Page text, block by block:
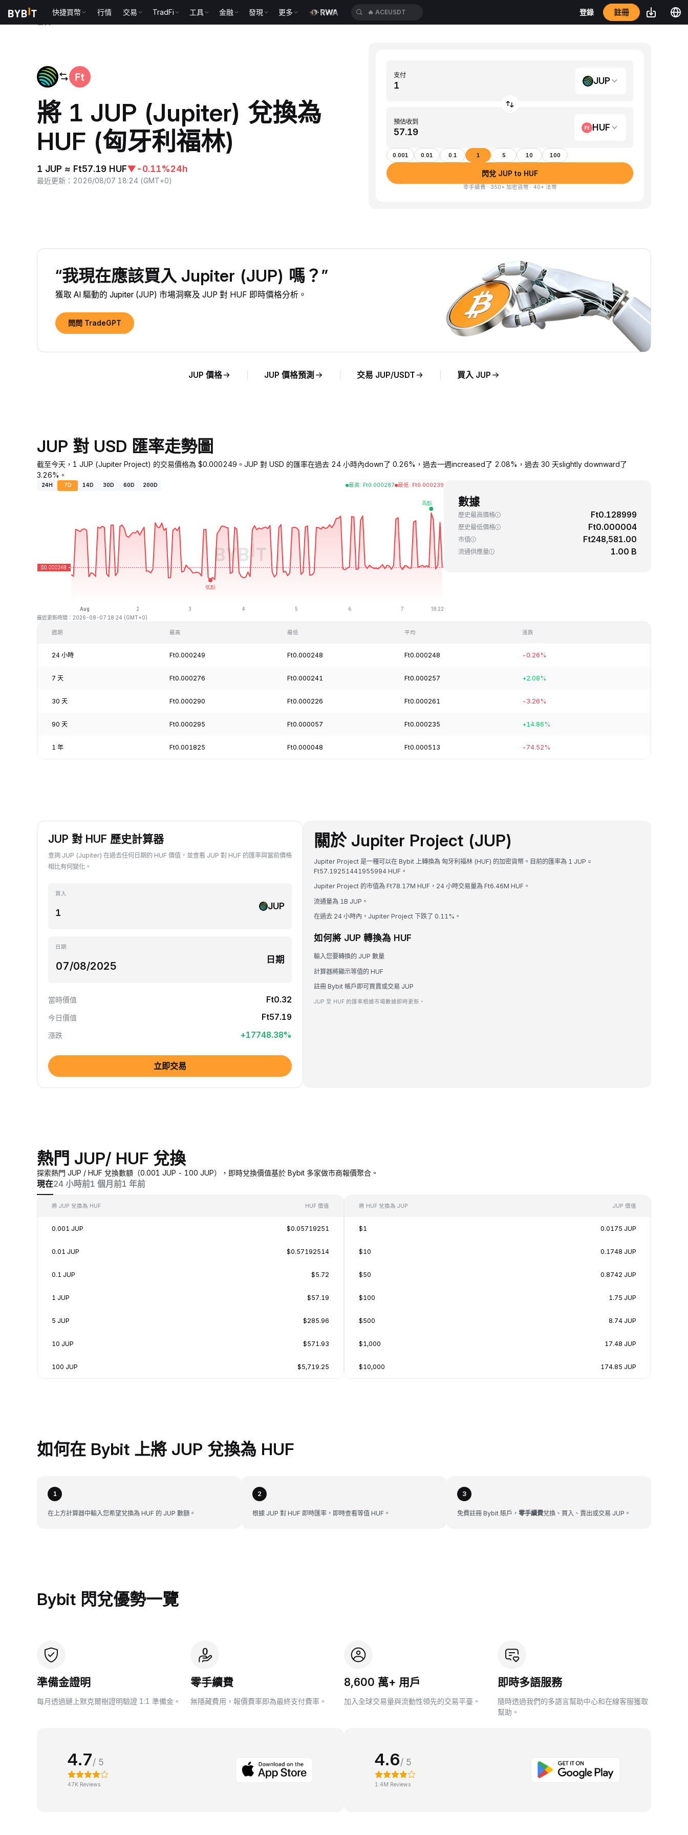
快捷買幣 行情 交易 TradFi 工具 金融 發現 更多 🔥 ACEUSDT 登錄
註冊
將 1 JUP (Jupiter) 兌換為
HUF (匈牙利福林)
1 JUP ≈ Ft57.19 HUF▼-0.11%24h
最近更新 ： 2026/08/07 18:24 (GMT+0)
支付
JUP
預估收到
HUF
0.001 0.01 0.1 1 5 10 100
閃兌 JUP to HUF
零手續費 · 350+ 加密貨幣 · 40+ 法幣
“我現在應該買入 Jupiter (JUP) 嗎？”
獲取 AI 驅動的 Jupiter (JUP) 市場洞察及 JUP 對 HUF 即時價格分析。
問問 TradeGPT
JUP 價格 JUP 價格預測 交易 JUP/USDT 買入 JUP
JUP 對 USD 匯率走勢圖
截至今天，1 JUP (Jupiter Project) 的交易價格為 $0.000249。JUP 對 USD 的匯率在過去 24 小時內down了 0.26%，過去一週increased了 2.08%，過去 30 天slightly downward了
3.26%。
24H 7D 14D 30D 60D 200D 最高: Ft0.000287 最低: Ft0.000239
最近更新時間：2026-08-07 18:24 (GMT+0)
數據
歷史最高價格 Ft0.128999
歷史最低價格 Ft0.000004
市值 Ft248,581.00
流通供應量 1.00 B
週期 最高 最低 平均 漲跌
24 小時 Ft0.000249 Ft0.000248 Ft0.000248 -0.26%
7 天 Ft0.000276 Ft0.000241 Ft0.000257 +2.08%
30 天 Ft0.000290 Ft0.000226 Ft0.000261 -3.26%
90 天 Ft0.000295 Ft0.000057 Ft0.000235 +14.86%
1 年 Ft0.001825 Ft0.000048 Ft0.000513 -74.52%
JUP 對 HUF 歷史計算器
查詢 JUP (Jupiter) 在過去任何日期的 HUF 價值，並查看 JUP 對 HUF 的匯率與當前價格
相比有何變化。
買入
JUP
日期
日期
當時價值 Ft0.32
今日價值 Ft57.19
漲跌 +17748.38%
立即交易
關於 Jupiter Project (JUP)
Jupiter Project 是一種可以在 Bybit 上轉換為 匈牙利福林 (HUF) 的加密貨幣。目前的匯率為 1 JUP =
Ft57.19251441955994 HUF。
Jupiter Project 的市值為 Ft78.17M HUF，24 小時交易量為 Ft6.46M HUF。
流通量為 1B JUP。
在過去 24 小時內，Jupiter Project 下跌了 0.11%。
如何將 JUP 轉換為 HUF
輸入您要轉換的 JUP 數量
計算器將顯示等值的 HUF
註冊 Bybit 帳戶即可買賣或交易 JUP
JUP 至 HUF 的匯率根據市場數據即時更新。
熱門 JUP/ HUF 兌換
探索熱門 JUP / HUF 兌換數額（0.001 JUP - 100 JUP），即時兌換價值基於 Bybit 多家做市商報價聚合。
現在24 小時前1 個月前1 年前
將 JUP 兌換為 HUF HUF 價值
0.001 JUP $0.05719251
0.01 JUP $0.57192514
0.1 JUP $5.72
1 JUP $57.19
5 JUP $285.96
10 JUP $571.93
100 JUP $5,719.25
將 HUF 兌換為 JUP JUP 價值
$1 0.0175 JUP
$10 0.1748 JUP
$50 0.8742 JUP
$100 1.75 JUP
$500 8.74 JUP
$1,000 17.48 JUP
$10,000 174.85 JUP
如何在 Bybit 上將 JUP 兌換為 HUF
1
在上方計算器中輸入您希望兌換為 HUF 的 JUP 數額。
2
根據 JUP 對 HUF 即時匯率，即時查看等值 HUF。
3
免費註冊 Bybit 賬戶， 零手續費兌換、買入、賣出或交易 JUP。
Bybit 閃兌優勢一覽
準備金證明
每月透過鏈上默克爾樹證明驗證 1:1 準備金。
零手續費
無隱藏費用，報價費率即為最終支付費率。
8,600 萬+ 用戶
加入全球交易量與流動性領先的交易平臺。
即時多語服務
隨時透過我們的多語言幫助中心和在線客服獲取
幫助。
4.7/ 5
47K Reviews
4.6/ 5
1.4M Reviews